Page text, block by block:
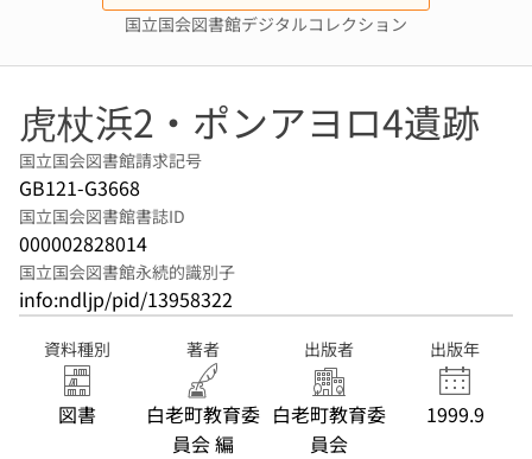
国立国会図書館デジタルコレクション
虎杖浜2・ポンアヨロ4遺跡
国立国会図書館請求記号
GB121-G3668
国立国会図書館書誌ID
000002828014
国立国会図書館永続的識別子
info:ndljp/pid/13958322
資料種別
図書
著者
白老町教育委
員会 編
出版者
白老町教育委
員会
出版年
1999.9